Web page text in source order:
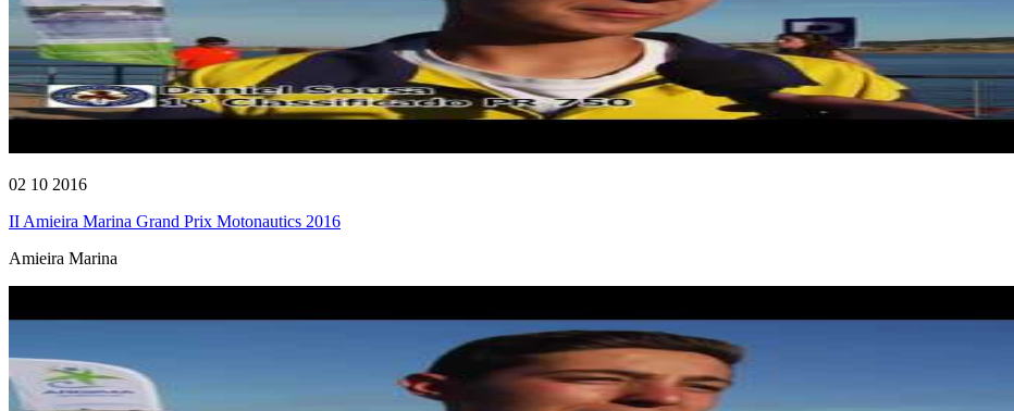
02 10 2016
II Amieira Marina Grand Prix Motonautics 2016
Amieira Marina